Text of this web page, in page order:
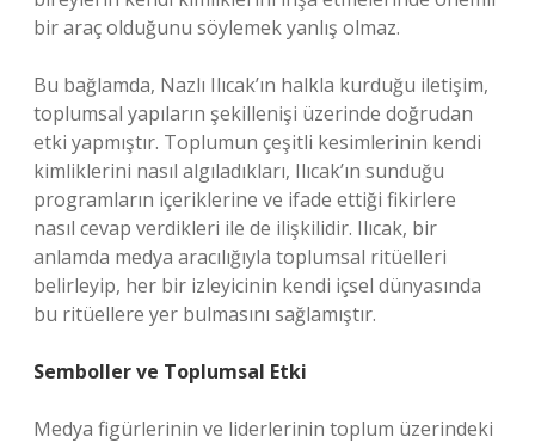
bir araç olduğunu söylemek yanlış olmaz.
Bu bağlamda, Nazlı Ilıcak’ın halkla kurduğu iletişim,
toplumsal yapıların şekillenişi üzerinde doğrudan
etki yapmıştır. Toplumun çeşitli kesimlerinin kendi
kimliklerini nasıl algıladıkları, Ilıcak’ın sunduğu
programların içeriklerine ve ifade ettiği fikirlere
nasıl cevap verdikleri ile de ilişkilidir. Ilıcak, bir
anlamda medya aracılığıyla toplumsal ritüelleri
belirleyip, her bir izleyicinin kendi içsel dünyasında
bu ritüellere yer bulmasını sağlamıştır.
Semboller ve Toplumsal Etki
Medya figürlerinin ve liderlerinin toplum üzerindeki